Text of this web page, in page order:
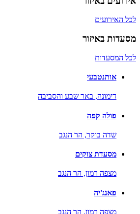
לכל האירועים
מסעדות באיזור
לכל המסעדות
אותנטבעי
דימונה, באר שבע והסביבה
פולה קפה
שדה בוקר, הר הנגב
מסעדת צוקים
מצפה רמון, הר הנגב
פאנג'יה
מצפה רמון, הר הנגב